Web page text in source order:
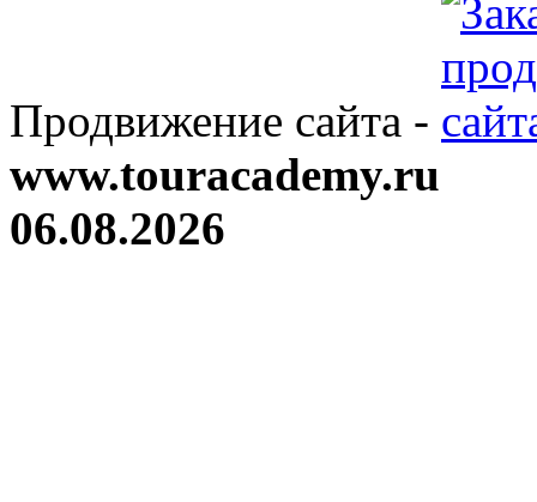
Продвижение сайта -
www.touracademy.ru
06.08.2026